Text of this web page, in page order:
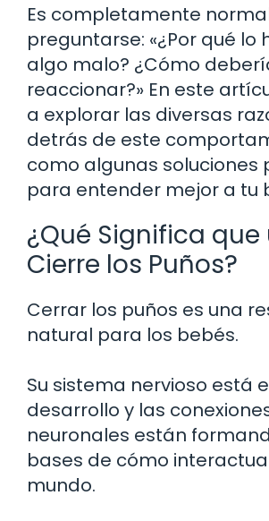
Es completamente
preguntarse: «¿Por qué lo
algo malo? ¿Cómo
reaccionar?» En este
a explorar las diversas
detrás de este
como algunas soluciones
para entender mejor a tu
¿Qué Significa que
Cierre los Puños?
Cerrar los puños es una
natural para los bebés.
Su sistema nervioso está
desarrollo y las
neuronales están
bases de cómo
mundo.